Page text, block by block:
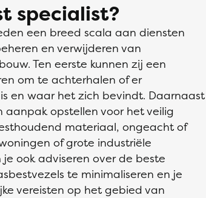
specialist?
een breed scala aan diensten
en verwijderen van
Ten eerste kunnen zij een
om te achterhalen of er
en waar het zich bevindt. Daarnaast
opstellen voor het veilig
materiaal, ongeacht of
of grote industriële
ook adviseren over de beste
te minimaliseren en je
vereisten op het gebied van